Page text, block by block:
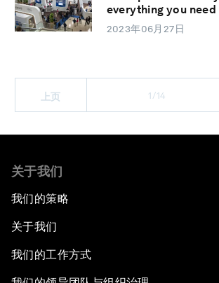
everything you
2023年06月27日
上页 1/14
关于我们
我们的策略
关于我们
我们的工作方式